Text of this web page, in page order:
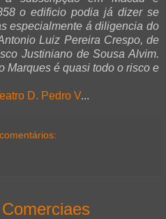
o edificio podia já dizer se
especialmente á diligencia do
Luiz Pereira Crespo, de
Justiniano de Sousa Alvim.
Marques é quasi todo o risco e
D. Pedro V...